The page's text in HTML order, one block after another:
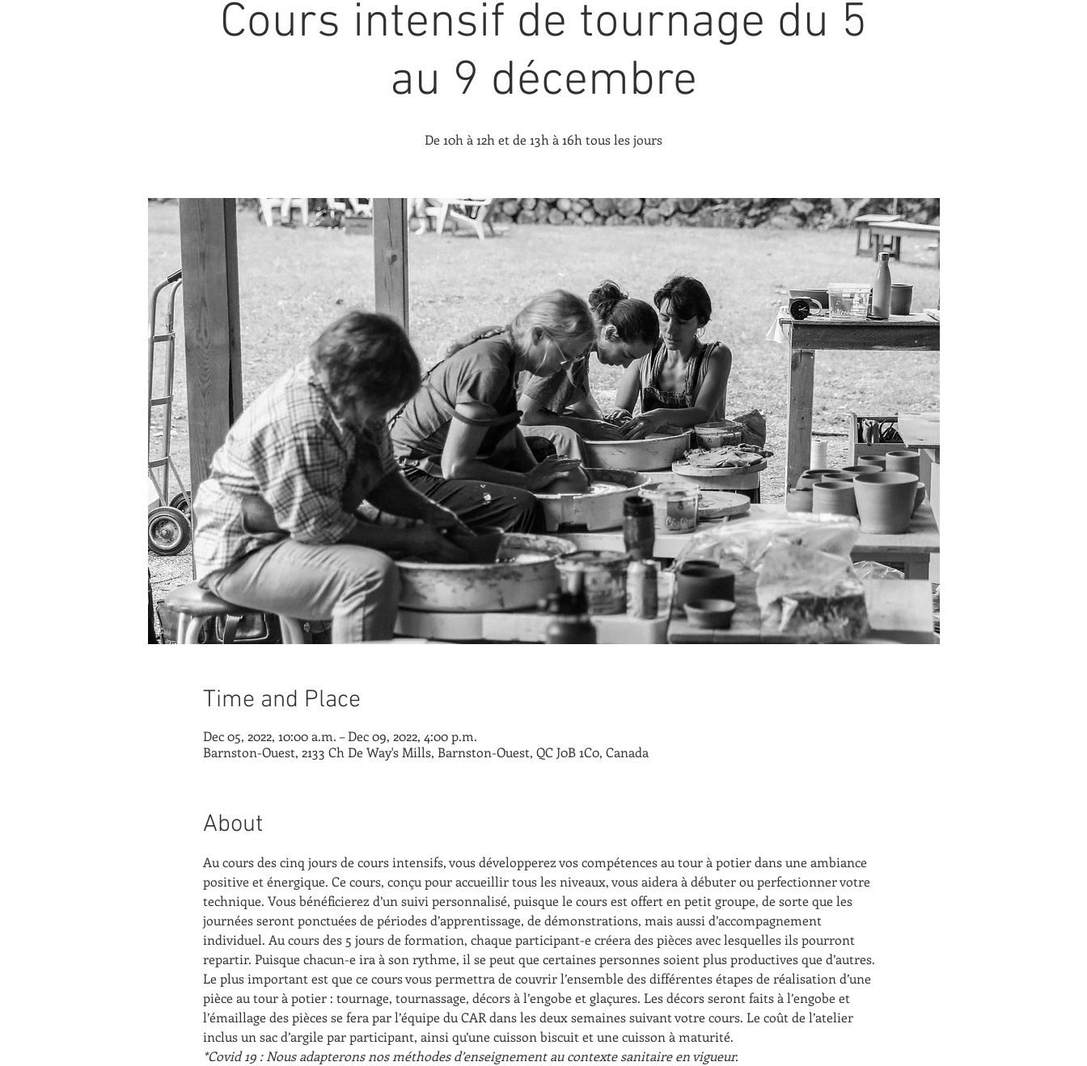
Cours intensif de tournage du 5
au 9 décembre
De 10h à 12h et de 13h à 16h tous les jours
Time and Place
Dec 05, 2022, 10:00 a.m. – Dec 09, 2022, 4:00 p.m.
Barnston-Ouest, 2133 Ch De Way's Mills, Barnston-Ouest, QC J0B 1C0, Canada
About
Au cours des cinq jours de cours intensifs, vous développerez vos compétences au tour à potier dans une ambiance
positive et énergique. Ce cours, conçu pour accueillir tous les niveaux, vous aidera à débuter ou perfectionner votre
technique. Vous bénéficierez d’un suivi personnalisé, puisque le cours est offert en petit groupe, de sorte que les
journées seront ponctuées de périodes d’apprentissage, de démonstrations, mais aussi d’accompagnement
individuel. Au cours des 5 jours de formation, chaque participant-e créera des pièces avec lesquelles ils pourront
repartir. Puisque chacun-e ira à son rythme, il se peut que certaines personnes soient plus productives que d’autres.
Le plus important est que ce cours vous permettra de couvrir l’ensemble des différentes étapes de réalisation d’une
pièce au tour à potier : tournage, tournassage, décors à l’engobe et glaçures. Les décors seront faits à l’engobe et
l’émaillage des pièces se fera par l’équipe du CAR dans les deux semaines suivant votre cours. Le coût de l’atelier
inclus un sac d’argile par participant, ainsi qu’une cuisson biscuit et une cuisson à maturité.
*Covid 19 : Nous adapterons nos méthodes d’enseignement au contexte sanitaire en vigueur.